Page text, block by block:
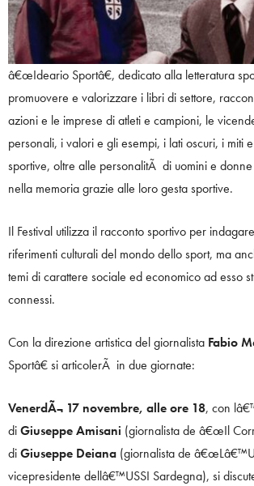
â€œIdeario Sportâ€, dedicato alla letteratura
promuovere e valorizzare i libri di settore,
azioni e le imprese di atleti e campioni, le
personali, i valori e gli esempi, i lati oscuri, i miti
sportive, oltre alle personalitÃ di uomini e
nella memoria grazie alle loro gesta sportive.
Il Festival utilizza il racconto sportivo per
riferimenti culturali del mondo dello sport, ma
temi di carattere sociale ed economico ad esso
connessi.
Con la direzione artistica del giornalista Fabio
Sportâ€ si articolerÃ in due giornate:
VenerdÃ¬ 17 novembre, alle ore 18, con
diGiuseppe Amisani (giornalista de â€œIl
diGiuseppe Deiana (giornalista de
vicepresidente dellâ€™USSI Sardegna), si